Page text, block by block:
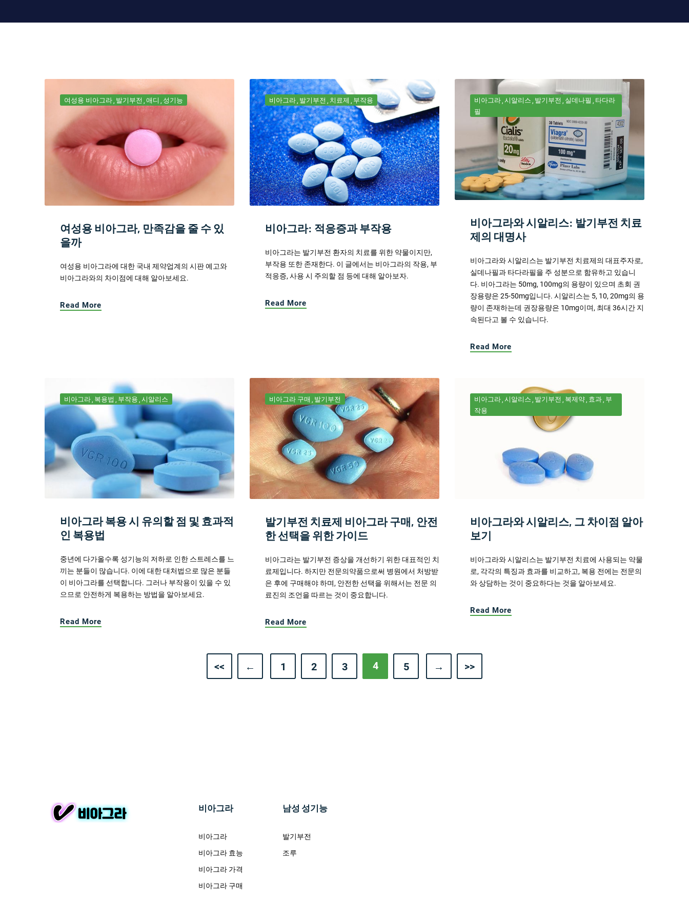
여성용 비아그라 발기부전 애디 성기능
여성용 비아그라, 만족감을 줄 수 있
을까
여성용 비아그라에 대한 국내 제약업계의 시판 예고와
비아그라와의 차이점에 대해 알아보세요.
Read More
비아그라 발기부전 치료제 부작용
비아그라: 적응증과 부작용
비아그라는 발기부전 환자의 치료를 위한 약물이지만,
부작용 또한 존재한다. 이 글에서는 비아그라의 작용, 부
적응증, 사용 시 주의할 점 등에 대해 알아보자.
Read More
비아그라 시알리스 발기부전 실데나필
타다라
필
비아그라와 시알리스: 발기부전 치료
제의 대명사
비아그라와 시알리스는 발기부전 치료제의 대표주자로,
실데나필과 타다라필을 주 성분으로 함유하고 있습니
다. 비아그라는 50mg, 100mg의 용량이 있으며 초회 권
장용량은 25-50mg입니다. 시알리스는 5, 10, 20mg의 용
량이 존재하는데 권장용량은 10mg이며, 최대 36시간 지
속된다고 볼 수 있습니다.
Read More
비아그라 복용법 부작용 시알리스
비아그라 복용 시 유의할 점 및 효과적
인 복용법
중년에 다가올수록 성기능의 저하로 인한 스트레스를 느
끼는 분들이 많습니다. 이에 대한 대처법으로 많은 분들
이 비아그라를 선택합니다. 그러나 부작용이 있을 수 있
으므로 안전하게 복용하는 방법을 알아보세요.
Read More
비아그라 구매 발기부전
발기부전 치료제 비아그라 구매, 안전
한 선택을 위한 가이드
비아그라는 발기부전 증상을 개선하기 위한 대표적인 치
료제입니다. 하지만 전문의약품으로써 병원에서 처방받
은 후에 구매해야 하며, 안전한 선택을 위해서는 전문 의
료진의 조언을 따르는 것이 중요합니다.
Read More
비아그라 시알리스 발기부전 복제약 효과 부
작용
비아그라와 시알리스, 그 차이점 알아
보기
비아그라와 시알리스는 발기부전 치료에 사용되는 약물
로, 각각의 특징과 효과를 비교하고, 복용 전에는 전문의
와 상담하는 것이 중요하다는 것을 알아보세요.
Read More
<< ← 1 2 3 4 5 → >>
비아그라
비아그라
비아그라 효능
비아그라 가격
비아그라 구매
남성 성기능
발기부전
조루